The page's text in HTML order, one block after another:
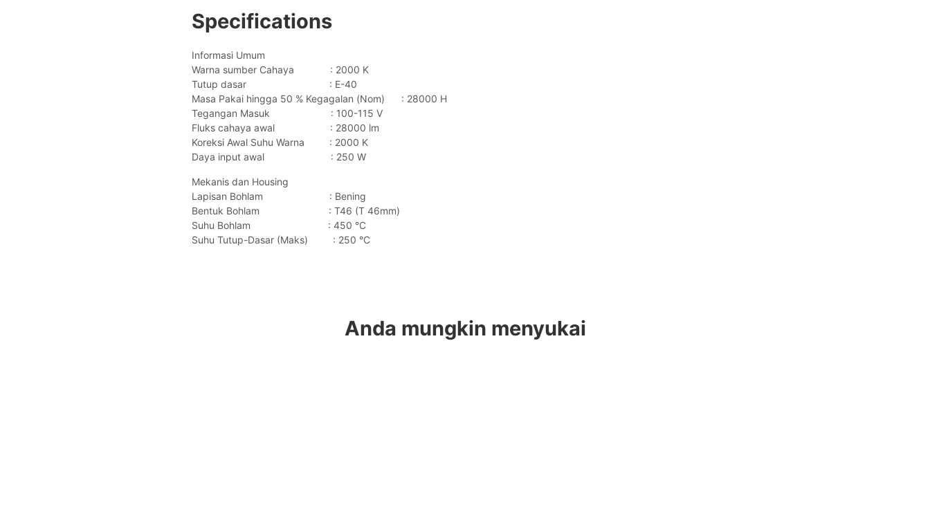
Specifications
Informasi Umum
Warna sumber Cahaya : 2000 K
Tutup dasar : E-40
Masa Pakai hingga 50 % Kegagalan (Nom) : 28000 H
Tegangan Masuk : 100-115 V
Fluks cahaya awal : 28000 lm
Koreksi Awal Suhu Warna : 2000 K
Daya input awal : 250 W
Mekanis dan Housing
Lapisan Bohlam : Bening
Bentuk Bohlam : T46 (T 46mm)
Suhu Bohlam : 450 °C
Suhu Tutup-Dasar (Maks) : 250 °C
Anda mungkin menyukai